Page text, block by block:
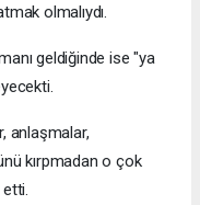
olmalıydı.
geldiğinde ise "ya
anlaşmalar,
kırpmadan o çok